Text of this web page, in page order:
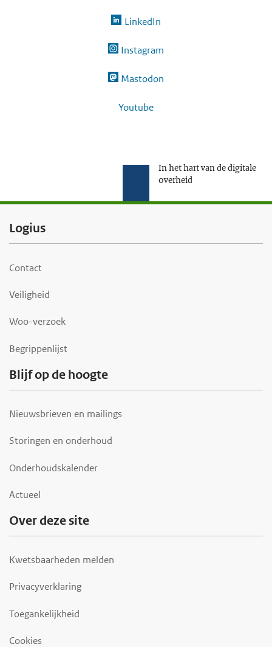
LinkedIn
Instagram
Mastodon
Youtube
In het hart van de digitale
overheid
F
o
o
e
r
Logius
Contact
Veiligheid
Woo-verzoek
Begrippenlijst
Blijf op de hoogte
Nieuwsbrieven en mailings
Storingen en onderhoud
Onderhoudskalender
Actueel
Over deze site
Kwetsbaarheden melden
Privacyverklaring
Toegankelijkheid
Cookies